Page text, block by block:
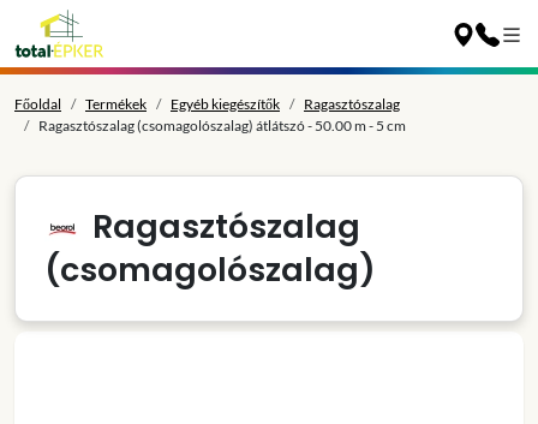
Főoldal Termékek Egyéb kiegészítők
Ragasztószalag
Ragasztószalag (csomagolószalag) átlátszó - 50.00 m - 5 cm
Ragasztószalag
(csomagolószalag)